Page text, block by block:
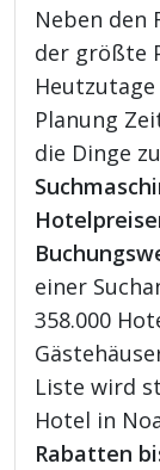
Neben
der größte
Planung
die Dinge
einer
358.000
Liste wird
Hotel in
Rabatten